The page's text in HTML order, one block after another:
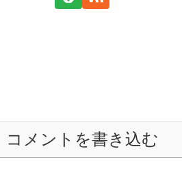
コメントを書き込む